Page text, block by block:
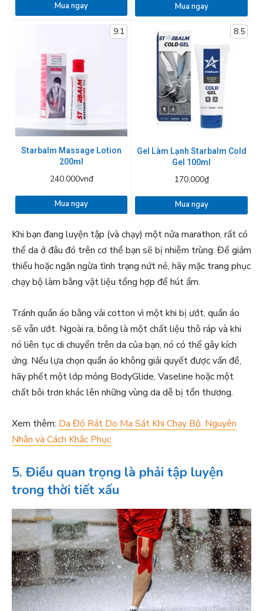
Mua ngay Mua ngay
9.1
Starbalm Massage Lotion
200ml
240.000vnđ
Mua ngay
8.5
Gel Làm Lạnh Starbalm Cold
Gel 100ml
170,000₫
Mua ngay
Khi bạn đang luyện tập (và chạy) một nửa marathon, rất có
thể da ở đâu đó trên cơ thể bạn sẽ bị nhiễm trùng. Để giảm
thiểu hoặc ngăn ngừa tình trạng nứt nẻ, hãy mặc trang phục
chạy bộ làm bằng vật liệu tổng hợp để hút ẩm.
Tránh quần áo bằng vải cotton vì một khi bị ướt, quần áo
sẽ vẫn ướt. Ngoài ra, bông là một chất liệu thô ráp và khi
nó liên tục di chuyển trên da của bạn, nó có thể gây kích
ứng. Nếu lựa chọn quần áo không giải quyết được vấn đề,
hãy phết một lớp mỏng BodyGlide, Vaseline hoặc một
chất bôi trơn khác lên những vùng da dễ bị tổn thương.
Xem thêm: Da Đỏ Rát Do Ma Sát Khi Chạy Bộ: Nguyên
Nhân và Cách Khắc Phục
5. Điều quan trọng là phải tập luyện
trong thời tiết xấu